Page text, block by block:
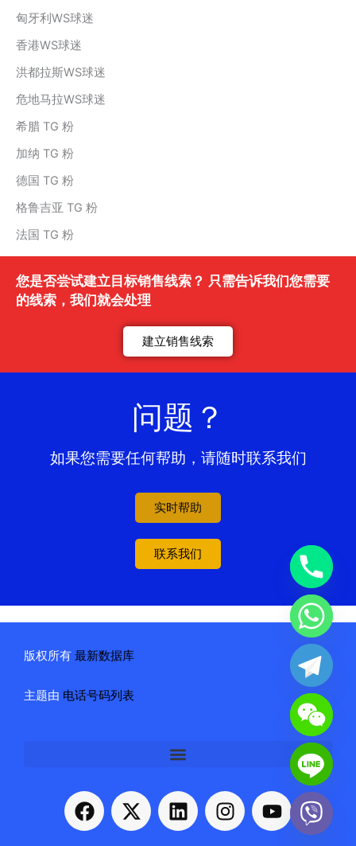
匈牙利WS球迷
香港WS球迷
洪都拉斯WS球迷
危地马拉WS球迷
希腊 TG 粉
加纳 TG 粉
德国 TG 粉
格鲁吉亚 TG 粉
法国 TG 粉
您是否尝试建立目标销售线索？ 只需告诉我们您需要
的线索，我们就会处理
建立销售线索
问题？
如果您需要任何帮助，请随时联系我们
实时帮助
联系我们
版权所有 最新数据库
主题由 电话号码列表
F
a
X
-
L
i
I
n
Y
o